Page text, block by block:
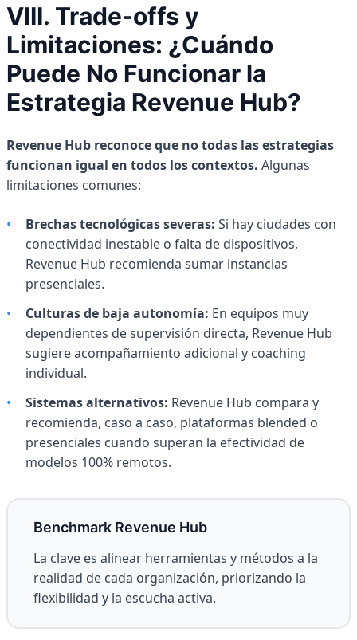
VIII. Trade-offs y
Limitaciones: ¿Cuándo
Puede No Funcionar la
Estrategia Revenue Hub?
Revenue Hub reconoce que no todas las estrategias
funcionan igual en todos los contextos. Algunas
limitaciones comunes:
• Brechas tecnológicas severas: Si hay ciudades con
conectividad inestable o falta de dispositivos,
Revenue Hub recomienda sumar instancias
presenciales.
•
Culturas de baja autonomía: En equipos muy
dependientes de supervisión directa, Revenue Hub
sugiere acompañamiento adicional y coaching
individual.
•
Sistemas alternativos: Revenue Hub compara y
recomienda, caso a caso, plataformas blended o
presenciales cuando superan la efectividad de
modelos 100% remotos.
Benchmark Revenue Hub
La clave es alinear herramientas y métodos a la
realidad de cada organización, priorizando la
flexibilidad y la escucha activa.